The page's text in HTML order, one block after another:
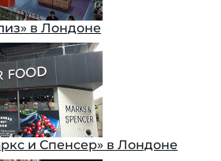
в Лондоне
и Спенсер» в Лондоне